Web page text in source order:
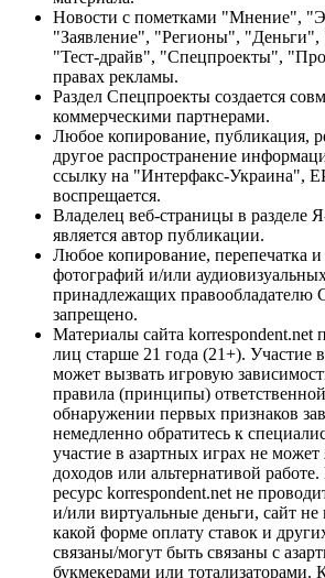
Новости с пометками "Мнение",
"Заявление", "Регионы",
"Тест-драйв", "Спецпроекты",
правах рекламы.
Раздел Спецпроекты создается
коммерческими партнерами.
Любое копирование, публикация,
другое распространение
ссылку на "Интерфакс-Украина",
воспрещается.
Владелец веб-страницы в разделе
является автор публикации.
Любое копирование, перепечатка и
фотографий и/или
принадлежащих правообладателю
запрещено.
Материалы сайта korrespondent.net
лиц старше 21 года (21+). Участие
может вызвать игровую
правила (принципы)
обнаружении первых признаков
немедленно обратитесь к
участие в азартных играх не может
доходов или альтернативой
ресурс korrespondent.net не
и/или виртуальные деньги, сайт
какой форме оплату ставок и
связаны/могут быть связаны с
букмекерами или тотализаторами.